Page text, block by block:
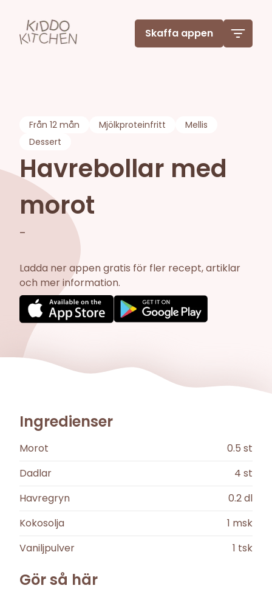
Skaffa appen
Från 12 mån Mjölkproteinfritt
Mellis
Dessert
Havrebollar med
morot
-
Ladda ner appen gratis för fler recept, artiklar
och mer information.
Ingredienser
Morot 0.5 st
Dadlar
4 st
Havregryn
0.2dl
Kokosolja
1 msk
Vaniljpulver
1 tsk
Gör så här